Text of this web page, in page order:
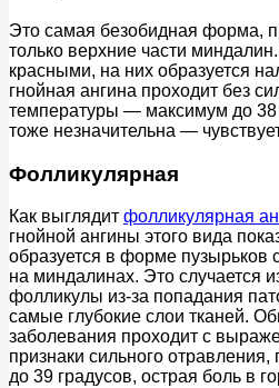
Это самая безобидная форма,
только верхние части
красными, на них образуется
гнойная ангина проходит без
температуры — максимум до 38
тоже незначительна —
Фолликулярная
Как выглядит фолликулярная
гнойной ангины этого вида
образуется в форме пузырьков
на миндалинах. Это случается
фолликулы из-за попадания
самые глубокие слои тканей.
заболевания проходит с
признаки сильного
до 39 градусов, острая боль в